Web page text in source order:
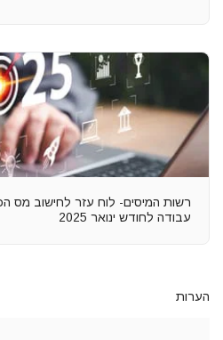
רשות המיסים- לוח עזר לחישוב מס
עבודה לחודש ינואר 2025
הערות